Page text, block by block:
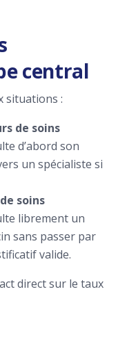
central
situations :
de soins
d’abord son
un spécialiste si
soins
librement un
sans passer par
valide.
direct sur le taux